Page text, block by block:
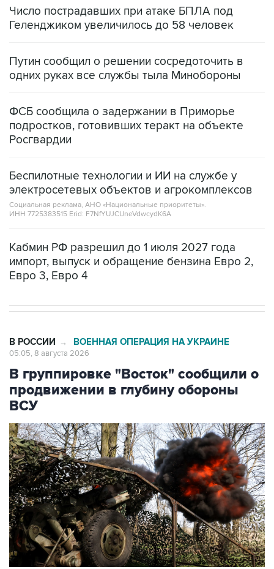
Число пострадавших при атаке БПЛА под
Геленджиком увеличилось до 58 человек
Путин сообщил о решении сосредоточить в
одних руках все службы тыла Минобороны
ФСБ сообщила о задержании в Приморье
подростков, готовивших теракт на объекте
Росгвардии
Беспилотные технологии и ИИ на службе у
электросетевых объектов и агрокомплексов
Социальная реклама, АНО «Национальные приоритеты».
ИНН 7725383515 Erid: F7NfYUJCUneVdwcydK6A
Кабмин РФ разрешил до 1 июля 2027 года
импорт, выпуск и обращение бензина Евро 2,
Евро 3, Евро 4
В РОССИИ → ВОЕННАЯ ОПЕРАЦИЯ НА УКРАИНЕ
05:05, 8 августа 2026
В группировке "Восток" сообщили о
продвижении в глубину обороны
ВСУ